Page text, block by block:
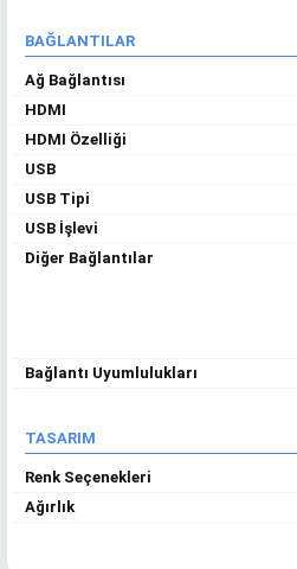
BAĞLANTILAR
Ağ Bağlantısı
HDMI
HDMI Özelliği
USB
USB Tipi
USB İşlevi
Diğer Bağlantılar
Bağlantı Uyumlulukları
TASARIM
Renk Seçenekleri
Ağırlık